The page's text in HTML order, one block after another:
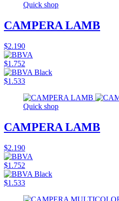
Quick shop
CAMPERA LAMB
$2.190
$1.752
$1.533
Quick shop
CAMPERA LAMB
$2.190
$1.752
$1.533